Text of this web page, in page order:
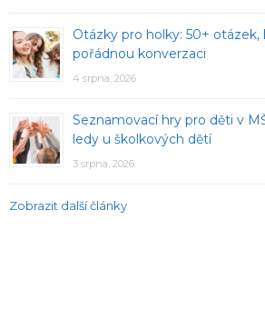
Otázky pro holky: 50+
pořádnou konverzaci
4 srpna, 2026
Seznamovací hry pro děti v
ledy u školkových dětí
3 srpna, 2026
Zobrazit další články